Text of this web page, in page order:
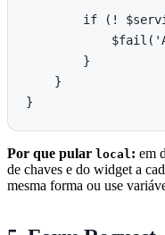
if (!
        }
    }
Por que pular local: em
de chaves e do widget a
mesma forma ou use